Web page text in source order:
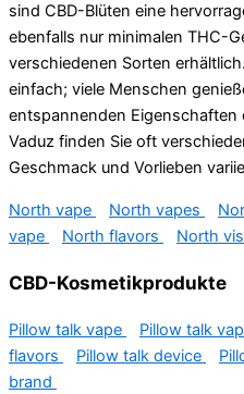
sind CBD-Blüten eine
ebenfalls nur minimalen THC-
verschiedenen Sorten
einfach; viele Menschen
entspannenden Eigenschaften
Vaduz finden Sie oft
Geschmack und Vorlieben
North vape North vapes
vape
North flavors North
CBD-Kosmetikprodukte
Pillow talk vape Pillow talk
flavors
Pillow talk device
brand